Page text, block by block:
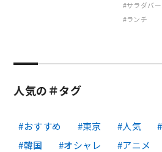
サラダバー
ランチ
人気の＃タグ
おすすめ 東京 人気
韓国
オシャレ アニメ